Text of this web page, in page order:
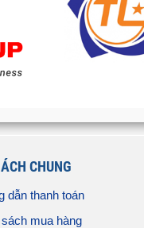
CHUNG
dẫn thanh toán
mua hàng